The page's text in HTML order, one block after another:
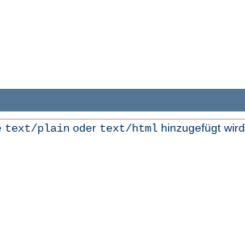
text/plainoder text/html hinzugefügt wird